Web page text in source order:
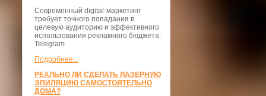
Современный digital-маркетинг
требует точного попадания в
целевую аудиторию и эффективного
использования рекламного бюджета.
Telegram
Подробнее...
РЕАЛЬНО ЛИ СДЕЛАТЬ ЛАЗЕРНУЮ
ЭПИЛЯЦИЮ САМОСТОЯТЕЛЬНО
ДОМА?